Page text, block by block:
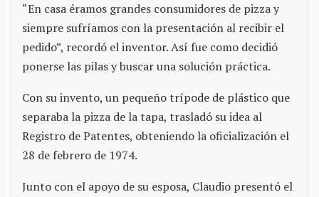
“En casa éramos grandes consumidores de pizza y
siempre sufríamos con la presentación al recibir el
pedido”, recordó el inventor. Así fue como decidió
ponerse las pilas y buscar una solución práctica.
Con su invento, un pequeño trípode de plástico que
separaba la pizza de la tapa, trasladó su idea al
Registro de Patentes, obteniendo la oficialización el
28 de febrero de 1974.
Junto con el apoyo de su esposa, Claudio presentó el